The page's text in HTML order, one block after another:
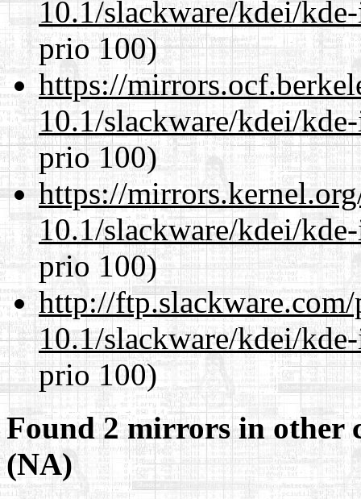
10.1/slackware/kdei/
prio 100)
https://
10.1/slackware/kdei/
prio 100)
https://
10.1/slackware/kdei/
prio 100)
http://
10.1/slackware/kdei/
prio 100)
Found 2 mirrors in other
(NA)